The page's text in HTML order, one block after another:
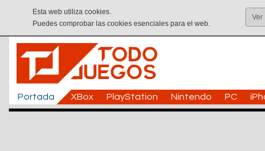
Esta web utiliza cookies.
Puedes comprobar las cookies esenciales para el web.
Ver
Portada XBox PlayStation Nintendo PC